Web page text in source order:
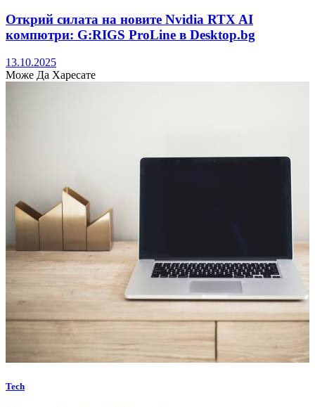
Открий силата на новите Nvidia RTX AI
компютри: G:RIGS ProLine в Desktop.bg
13.10.2025
Може Да Харесате
Tech